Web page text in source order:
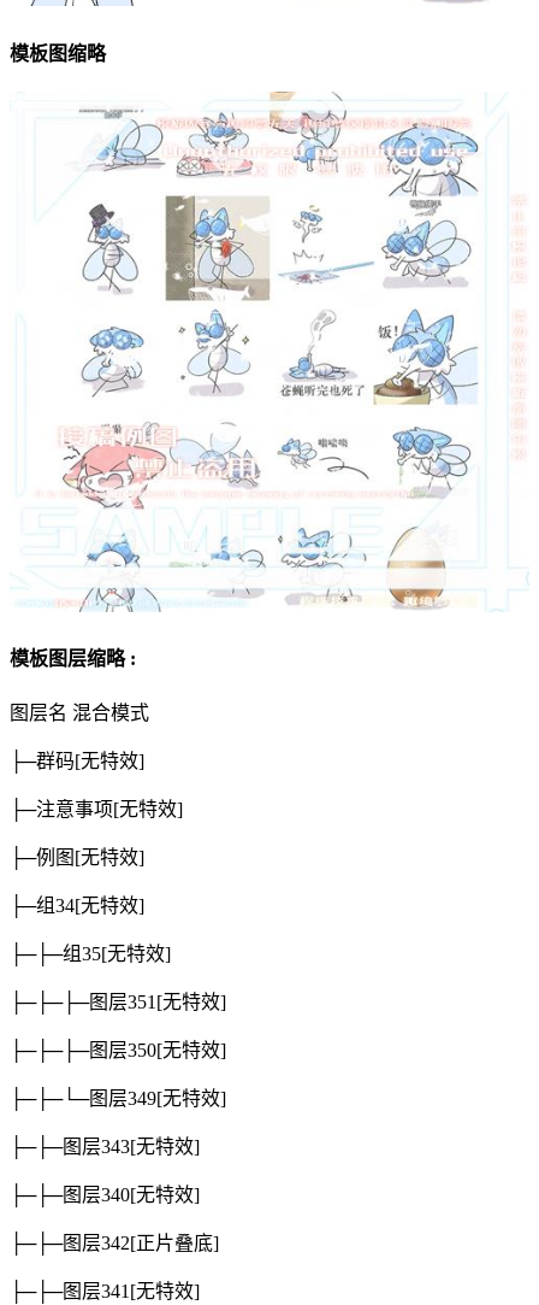
模板图缩略
模板图层缩略 :
图层名 混合模式
├─群码[无特效]
├─注意事项[无特效]
├─例图 [无特效]
├─组34[无特效]
├─├─组35[无特效]
├─├─├─图层351[无特效]
├─├─├─图层350[无特效]
├─├─└─图层349[无特效]
├─├─图层343[无特效]
├─├─图层340[无特效]
├─├─图层342[正片叠底]
├─├─图层341[无特效]